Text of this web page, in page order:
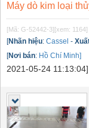
Máy dò kim loại
[Mã: G-52442-3] [xem: 1164]
[Nhãn hiệu: Cassel -
[Nơi bán: Hồ Chí Minh]
2021-05-24 11:13:04]